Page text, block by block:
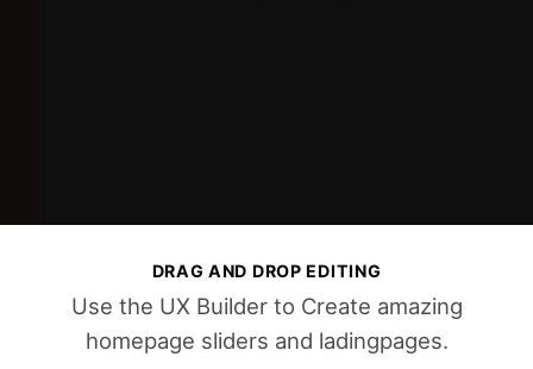
DRAG AND DROP EDITING
Use the UX Builder to Create amazing
homepage sliders and ladingpages.